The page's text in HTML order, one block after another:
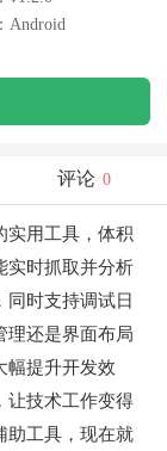
Android
评论 0
实用工具，体积
实时抓取并分析
同时支持调试日
理还是界面布局
幅提升开发效
让技术工作变得
助工具，现在就